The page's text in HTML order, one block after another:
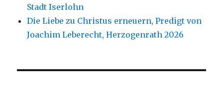
Stadt Iserlohn
Die Liebe zu Christus erneuern, Predigt von
Joachim Leberecht, Herzogenrath 2026